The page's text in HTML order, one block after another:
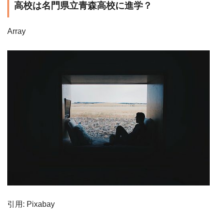
高校は名門県立青森高校に進学？
Array
引用: Pixabay